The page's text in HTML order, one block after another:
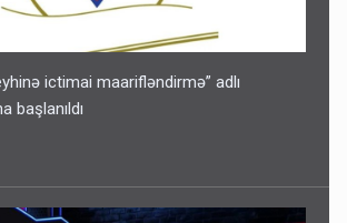
ictimai maarifləndirmə” adlı
başlanıldı